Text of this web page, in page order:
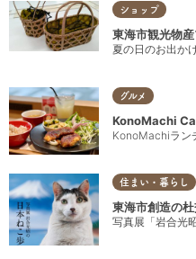
ショップ
東海市観光物
夏の日のお出か
グルメ
KonoMachi
KonoMachiラン
住まい・暮らし
東海市創造の
写真展「岩合光